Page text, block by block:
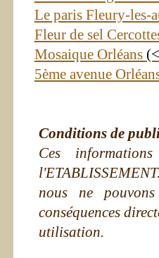
Le paris Fleury-les-
Fleur de sel
Mosaique Orléans
5ème avenue
Conditions de
Ces
nous ne
conséquences
utilisation.